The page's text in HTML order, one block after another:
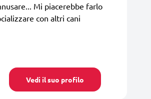
Mi piacerebbe farlo
con altri cani
Vedi il suo profilo